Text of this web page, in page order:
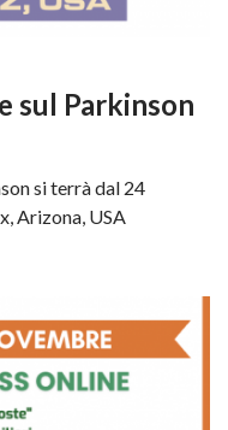
sul Parkinson
si terrà dal 24
Arizona, USA